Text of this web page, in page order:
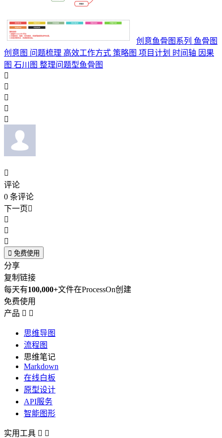
创意鱼骨图系列 鱼骨图
创意图 问题梳理 高效工作方式 策略图 项目计划 时间轴 因果
图 石川图 整理问题型鱼骨图






评论
0 条评论
下一页



 免费使用
分享
复制链接
每天有100,000+文件在ProcessOn创建
免费使用
产品  
思维导图
流程图
思维笔记
Markdown
在线白板
原型设计
API服务
智能图形
实用工具  